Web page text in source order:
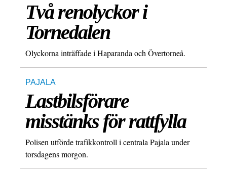
Två renolyckor i
Tornedalen
Olyckorna inträffade i Haparanda och Övertorneå.
PAJALA
Lastbilsförare
misstänks för rattfylla
Polisen utförde trafikkontroll i centrala Pajala under
torsdagens morgon.